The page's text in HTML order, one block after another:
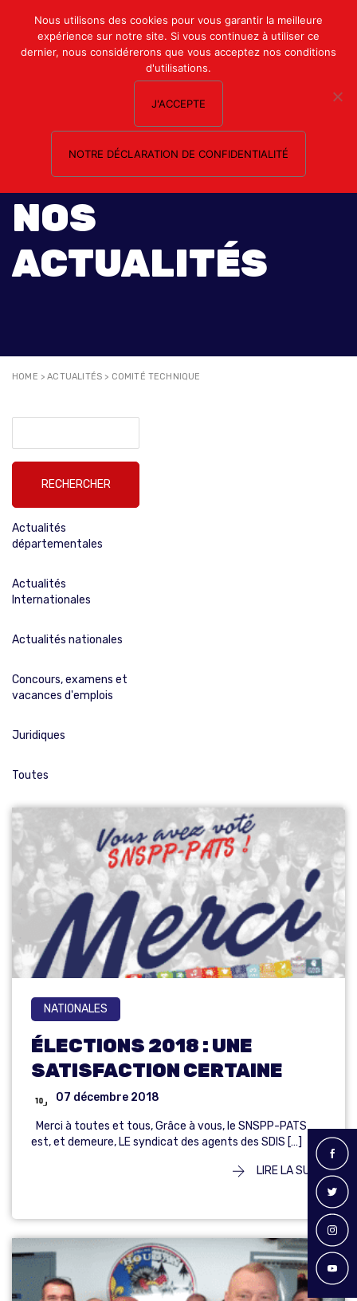
Mon compte
Nous contacter
NOS
ACTUALITÉS
HOME >ACTUALITÉS > COMITÉ TECHNIQUE
Actualités
départementales
Actualités
Internationales
Actualités nationales
Concours, examens et
vacances d'emplois
Juridiques
Toutes
NATIONALES
ÉLECTIONS 2018 : UNE
SATISFACTION CERTAINE
07 décembre 2018
Merci à toutes et tous, Grâce à vous, le SNSPP-PATS
est, et demeure, LE syndicat des agents des SDIS […]
LIRE LA SUITE
Nous utilisons des cookies pour vous garantir la meilleure
expérience sur notre site. Si vous continuez à utiliser ce
dernier, nous considérerons que vous acceptez nos conditions
d'utilisations.
J'ACCEPTE
NOTRE DÉCLARATION DE CONFIDENTIALITÉ